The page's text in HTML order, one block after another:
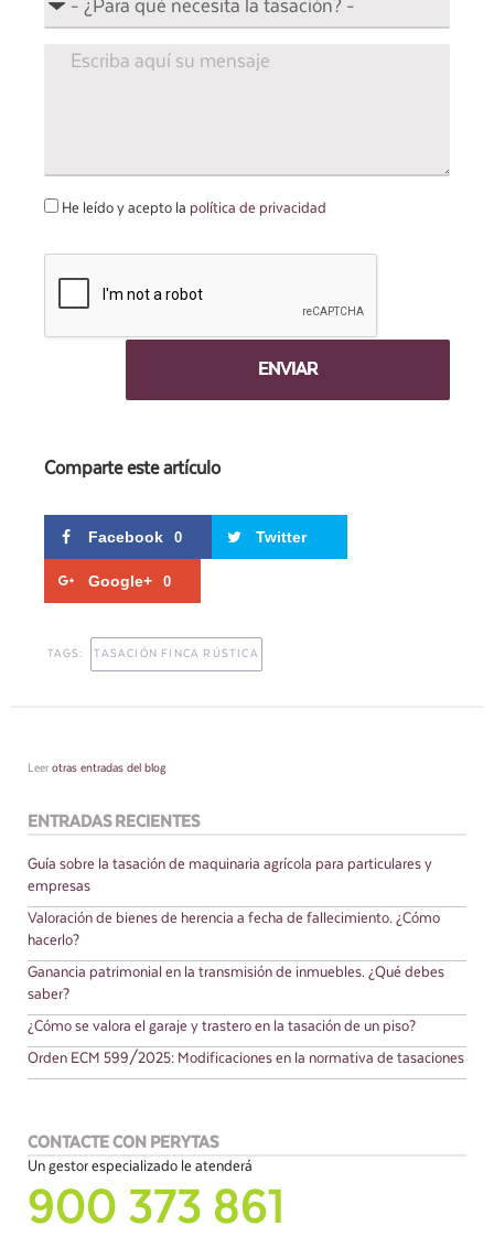
He leído y acepto la política de privacidad
Comparte este artículo
Facebook 0 Twitter
Google+ 0
TAGS: TASACIÓN FINCA RÚSTICA
Leer otras entradas del blog
ENTRADAS RECIENTES
Guía sobre la tasación de maquinaria agrícola para particulares y
empresas
Valoración de bienes de herencia a fecha de fallecimiento. ¿Cómo
hacerlo?
Ganancia patrimonial en la transmisión de inmuebles. ¿Qué debes
saber?
¿Cómo se valora el garaje y trastero en la tasación de un piso?
Orden ECM 599/2025: Modificaciones en la normativa de tasaciones
CONTACTE CON PERYTAS
Un gestor especializado le atenderá
900 373 861